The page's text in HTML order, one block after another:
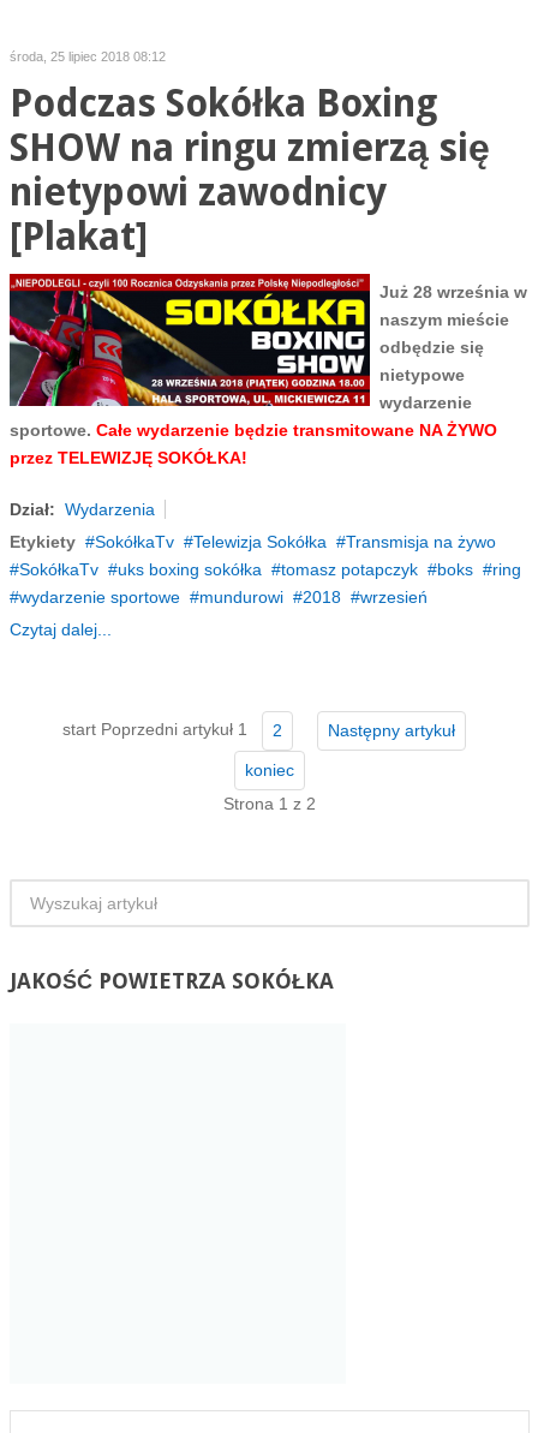
środa, 25 lipiec 2018 08:12
Podczas Sokółka Boxing
SHOW na ringu zmierzą się
nietypowi zawodnicy
[Plakat]
Już 28 września w
naszym mieście
odbędzie się
nietypowe
wydarzenie
sportowe. Całe wydarzenie będzie transmitowane NA ŻYWO
przez TELEWIZJĘ SOKÓŁKA!
Dział: Wydarzenia
Etykiety
SokółkaTv Telewizja Sokółka
Transmisja na żywo
SokółkaTv
uks boxing sokółka tomasz potapczyk boks
ring
wydarzenie sportowe
mundurowi 2018
wrzesień
Czytaj dalej...
start Poprzedni artykuł 1 2 Następny artykuł
koniec
Strona 1 z 2
JAKOŚĆPOWIETRZA SOKÓŁKA